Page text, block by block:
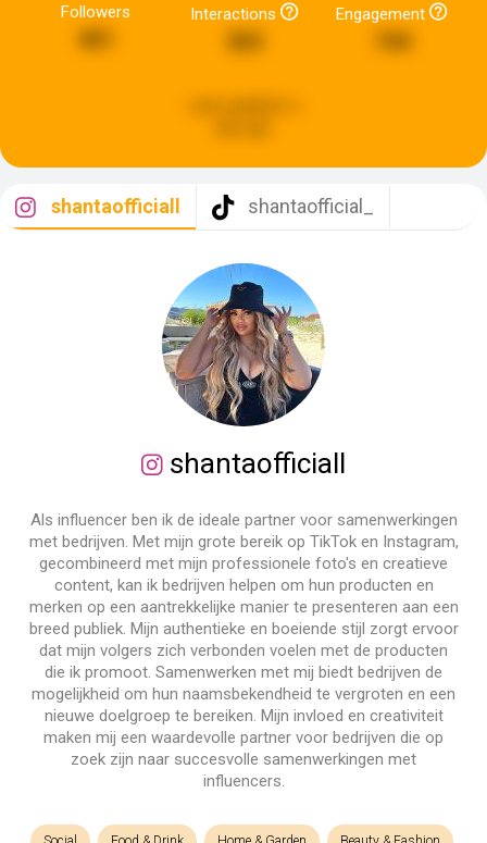
Followers
461
Interactions
363
Engagement
744
shantaofficiall shantaofficial_
shantaofficiall
Als influencer ben ik de ideale partner voor samenwerkingen
met bedrijven. Met mijn grote bereik op TikTok en Instagram,
gecombineerd met mijn professionele foto's en creatieve
content, kan ik bedrijven helpen om hun producten en
merken op een aantrekkelijke manier te presenteren aan een
breed publiek. Mijn authentieke en boeiende stijl zorgt ervoor
dat mijn volgers zich verbonden voelen met de producten
die ik promoot. Samenwerken met mij biedt bedrijven de
mogelijkheid om hun naamsbekendheid te vergroten en een
nieuwe doelgroep te bereiken. Mijn invloed en creativiteit
maken mij een waardevolle partner voor bedrijven die op
zoek zijn naar succesvolle samenwerkingen met
influencers.